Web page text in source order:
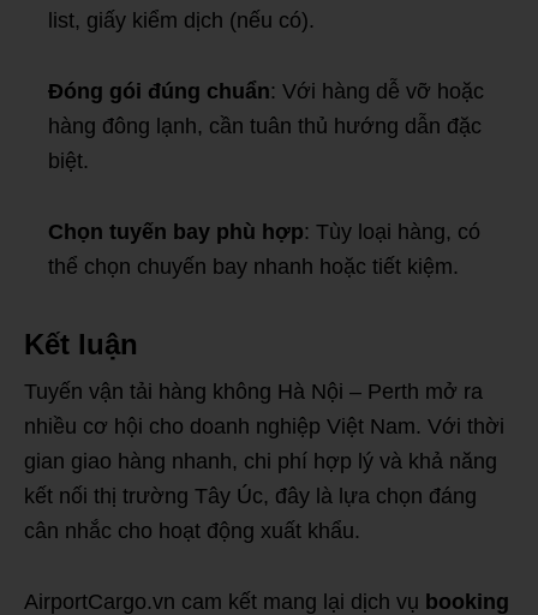
list, giấy kiểm dịch (nếu có).
Đóng gói đúng chuẩn: Với hàng dễ vỡ hoặc
hàng đông lạnh, cần tuân thủ hướng dẫn đặc
biệt.
Chọn tuyến bay phù hợp: Tùy loại hàng, có
thể chọn chuyến bay nhanh hoặc tiết kiệm.
Kết luận
Tuyến vận tải hàng không Hà Nội – Perth mở ra
nhiều cơ hội cho doanh nghiệp Việt Nam. Với thời
gian giao hàng nhanh, chi phí hợp lý và khả năng
kết nối thị trường Tây Úc, đây là lựa chọn đáng
cân nhắc cho hoạt động xuất khẩu.
AirportCargo.vn cam kết mang lại dịch vụ booking